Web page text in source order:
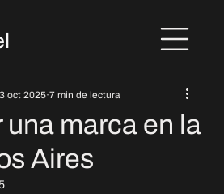
una marca en la
Aires
oct 2025 7 min de lectura